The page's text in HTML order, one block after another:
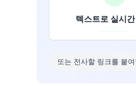
텍스트로 실시
또는 전사할 링크를 붙